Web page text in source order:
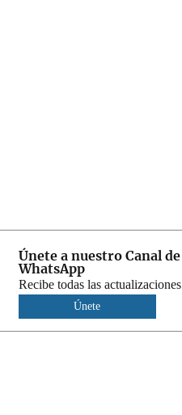
Únete a nuestro Canal de
WhatsApp
Recibe todas las actualizaciones
Únete